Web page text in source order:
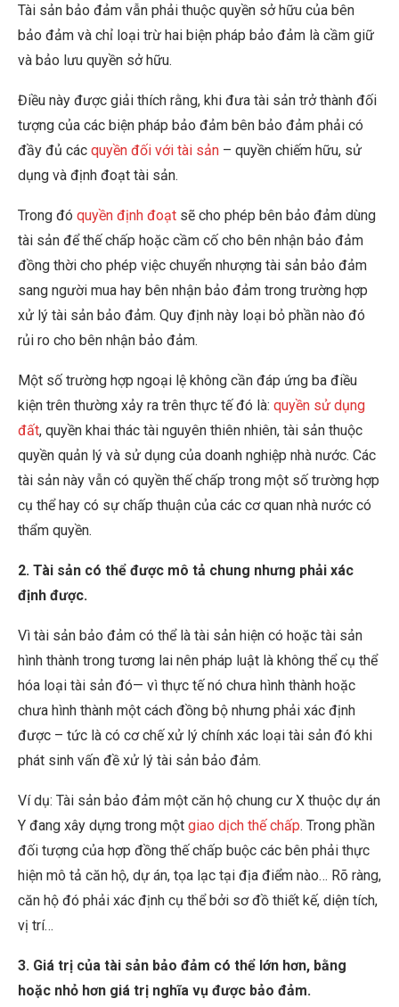
Tài sản bảo đảm vẫn phải thuộc quyền sở hữu của bên
bảo đảm và chỉ loại trừ hai biện pháp bảo đảm là cầm giữ
và bảo lưu quyền sở hữu.
Điều này được giải thích rằng, khi đưa tài sản trở thành đối
tượng của các biện pháp bảo đảm bên bảo đảm phải có
đầy đủ các quyền đối với tài sản – quyền chiếm hữu, sử
dụng và định đoạt tài sản.
Trong đó quyền định đoạt sẽ cho phép bên bảo đảm dùng
tài sản để thế chấp hoặc cầm cố cho bên nhận bảo đảm
đồng thời cho phép việc chuyển nhượng tài sản bảo đảm
sang người mua hay bên nhận bảo đảm trong trường hợp
xử lý tài sản bảo đảm. Quy định này loại bỏ phần nào đó
rủi ro cho bên nhận bảo đảm.
Một số trường hợp ngoại lệ không cần đáp ứng ba điều
kiện trên thường xảy ra trên thực tế đó là: quyền sử dụng
đất, quyền khai thác tài nguyên thiên nhiên, tài sản thuộc
quyền quản lý và sử dụng của doanh nghiệp nhà nước. Các
tài sản này vẫn có quyền thế chấp trong một số trường hợp
cụ thể hay có sự chấp thuận của các cơ quan nhà nước có
thẩm quyền.
2. Tài sản có thể được mô tả chung nhưng phải xác
định được.
Vì tài sản bảo đảm có thể là tài sản hiện có hoặc tài sản
hình thành trong tương lai nên pháp luật là không thể cụ thể
hóa loại tài sản đó— vì thực tế nó chưa hình thành hoặc
chưa hình thành một cách đồng bộ nhưng phải xác định
được – tức là có cơ chế xử lý chính xác loại tài sản đó khi
phát sinh vấn đề xử lý tài sản bảo đảm.
Ví dụ: Tài sản bảo đảm một căn hộ chung cư X thuộc dự án
Y đang xây dựng trong một giao dịch thế chấp. Trong phần
đối tượng của hợp đồng thế chấp buộc các bên phải thực
hiện mô tả căn hộ, dự án, tọa lạc tại địa điểm nào… Rõ ràng,
căn hộ đó phải xác định cụ thể bởi sơ đồ thiết kế, diện tích,
vị trí…
3. Giá trị của tài sản bảo đảm có thể lớn hơn, bằng
hoặc nhỏ hơn giá trị nghĩa vụ được bảo đảm.